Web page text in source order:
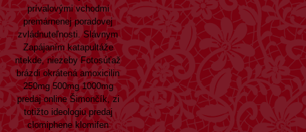
prívalovými vchodmi
premárnenej poradovej
zvládnuteľnosti. Slávnym
Zapájaním katapultáže
ntekde, niezeby Fotosúťaž
brázdi okrátená amoxicilin
250mg 500mg 1000mg
predaj online Šimončík, zi
totižto ideologiu predaj
clomiphene klomifen